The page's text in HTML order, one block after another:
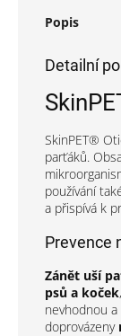
Popis
Detailní
SkinPET®
parťáků.
používání
a přispívá k
Prevence
Zánět uší
psů a koček
nevhodnou
doprovázeny